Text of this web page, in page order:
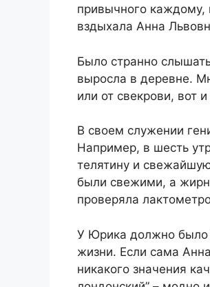
привычного каждому,
вздыхала Анна
Было странно
выросла в деревне.
или от свекрови, вот
В своем служении
Например, в шесть
телятину и
были свежими, а
проверяла
У Юрика должно было
жизни. Если сама
никакого значения